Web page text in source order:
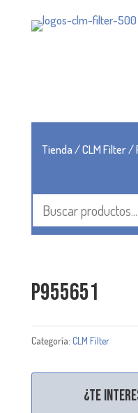
Tienda/CLM Filter/
P955651
Categoría: CLM Filter
¿Te